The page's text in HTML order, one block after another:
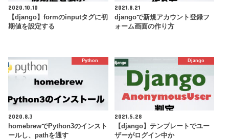
2020.10.10
【django】formのinputタグに初
期値を設定する
2021.8.21
djangoで新規アカウント登録フ
ォーム画面の作り方
Python
2020.8.3
homebrewでPython3のインスト
ールし、pathを通す
Django
2021.5.28
【django】テンプレートでユー
ザーがログイン中か